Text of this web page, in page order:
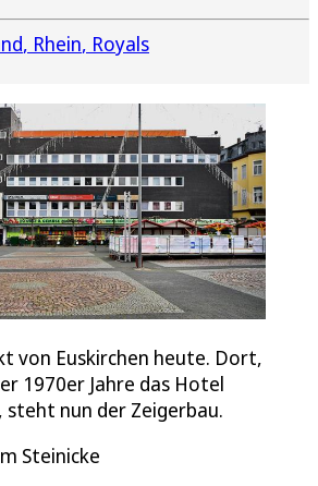
Rhein Royals
von Euskirchen heute. Dort,
1970er Jahre das Hotel
steht nun der Zeigerbau.
Steinicke